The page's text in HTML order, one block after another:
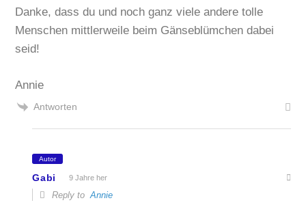
Danke, dass du und noch ganz viele andere tolle
Menschen mittlerweile beim Gänseblümchen dabei
seid!
Annie
Antworten
Autor
Gabi 9 Jahre her
Reply toAnnie